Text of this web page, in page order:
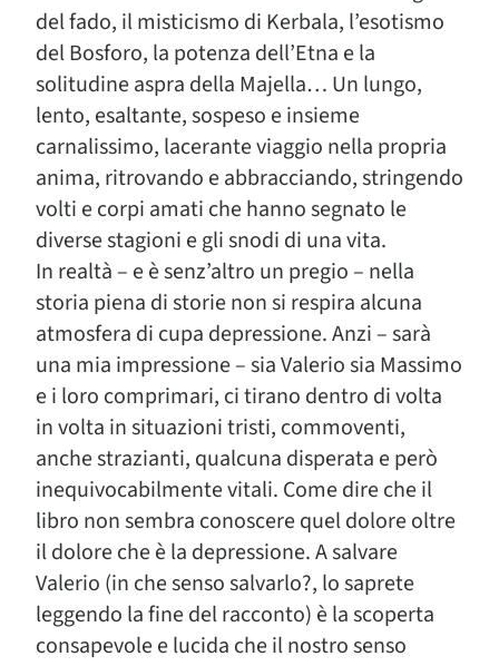
del fado, il misticismo di Kerbala, l’esotismo
del Bosforo, la potenza dell’Etna e la
solitudine aspra della Majella… Un lungo,
lento, esaltante, sospeso e insieme
carnalissimo, lacerante viaggio nella propria
anima, ritrovando e abbracciando, stringendo
volti e corpi amati che hanno segnato le
diverse stagioni e gli snodi di una vita.
In realtà – e è senz’altro un pregio – nella
storia piena di storie non si respira alcuna
atmosfera di cupa depressione. Anzi – sarà
una mia impressione – sia Valerio sia Massimo
e i loro comprimari, ci tirano dentro di volta
in volta in situazioni tristi, commoventi,
anche strazianti, qualcuna disperata e però
inequivocabilmente vitali. Come dire che il
libro non sembra conoscere quel dolore oltre
il dolore che è la depressione. A salvare
Valerio (in che senso salvarlo?, lo saprete
leggendo la fine del racconto) è la scoperta
consapevole e lucida che il nostro senso